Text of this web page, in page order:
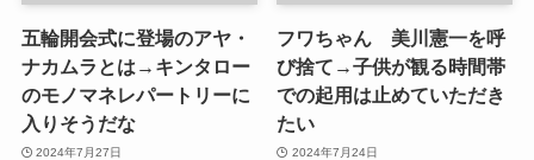
五輪開会式に登場のアヤ・
ナカムラとは→キンタロー
のモノマネレパートリーに
入りそうだな
2024年7月27日
フワちゃん 美川憲一を呼
び捨て→子供が観る時間帯
での起用は止めていただき
たい
2024年7月24日